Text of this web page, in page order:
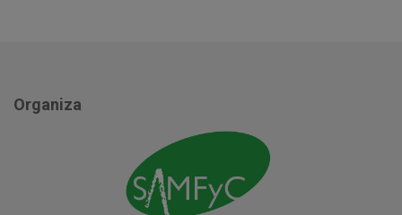
Organiza